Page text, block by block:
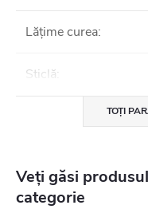
Lățime curea:
Sticlă:
TOȚI
Veți găsi
categorie